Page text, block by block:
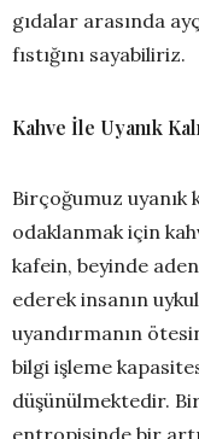
gıdalar arasında
fıstığını sayabiliriz.
Kahve İle Uyanık
Birçoğumuz
odaklanmak için
kafein, beyinde
ederek insanın
uyandırmanın
bilgi işleme
düşünülmektedir.
entropisinde bir